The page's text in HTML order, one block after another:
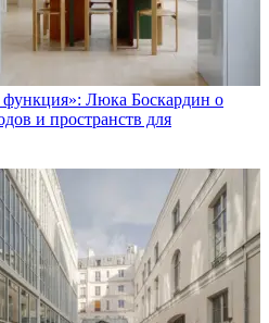
Люка Боскардин о
и пространств для